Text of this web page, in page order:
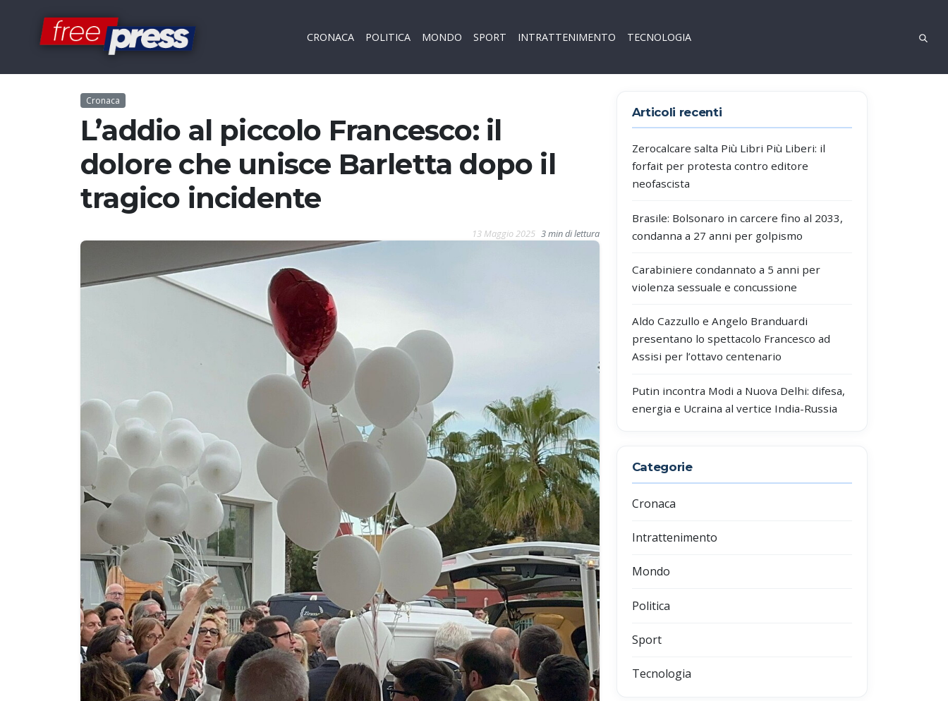
CRONACA POLITICA MONDO SPORT INTRATTENIMENTO TECNOLOGIA
Cronaca
L’addio al piccolo Francesco: il
dolore che unisce Barletta dopo il
tragico incidente
13 Maggio 2025 3 min di lettura
Articoli recenti
Zerocalcare salta Più Libri Più Liberi: il
forfait per protesta contro editore
neofascista
Brasile: Bolsonaro in carcere fino al 2033,
condanna a 27 anni per golpismo
Carabiniere condannato a 5 anni per
violenza sessuale e concussione
Aldo Cazzullo e Angelo Branduardi
presentano lo spettacolo Francesco ad
Assisi per l’ottavo centenario
Putin incontra Modi a Nuova Delhi: difesa,
energia e Ucraina al vertice India-Russia
Categorie
Cronaca
Intrattenimento
Mondo
Politica
Sport
Tecnologia